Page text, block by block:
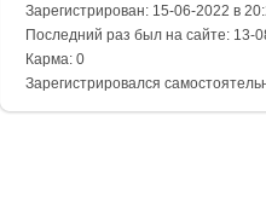
Зарегистрирован: 15-06-2022 в
Последний раз был на сайте: 13-
Карма: 0
Зарегистрировался